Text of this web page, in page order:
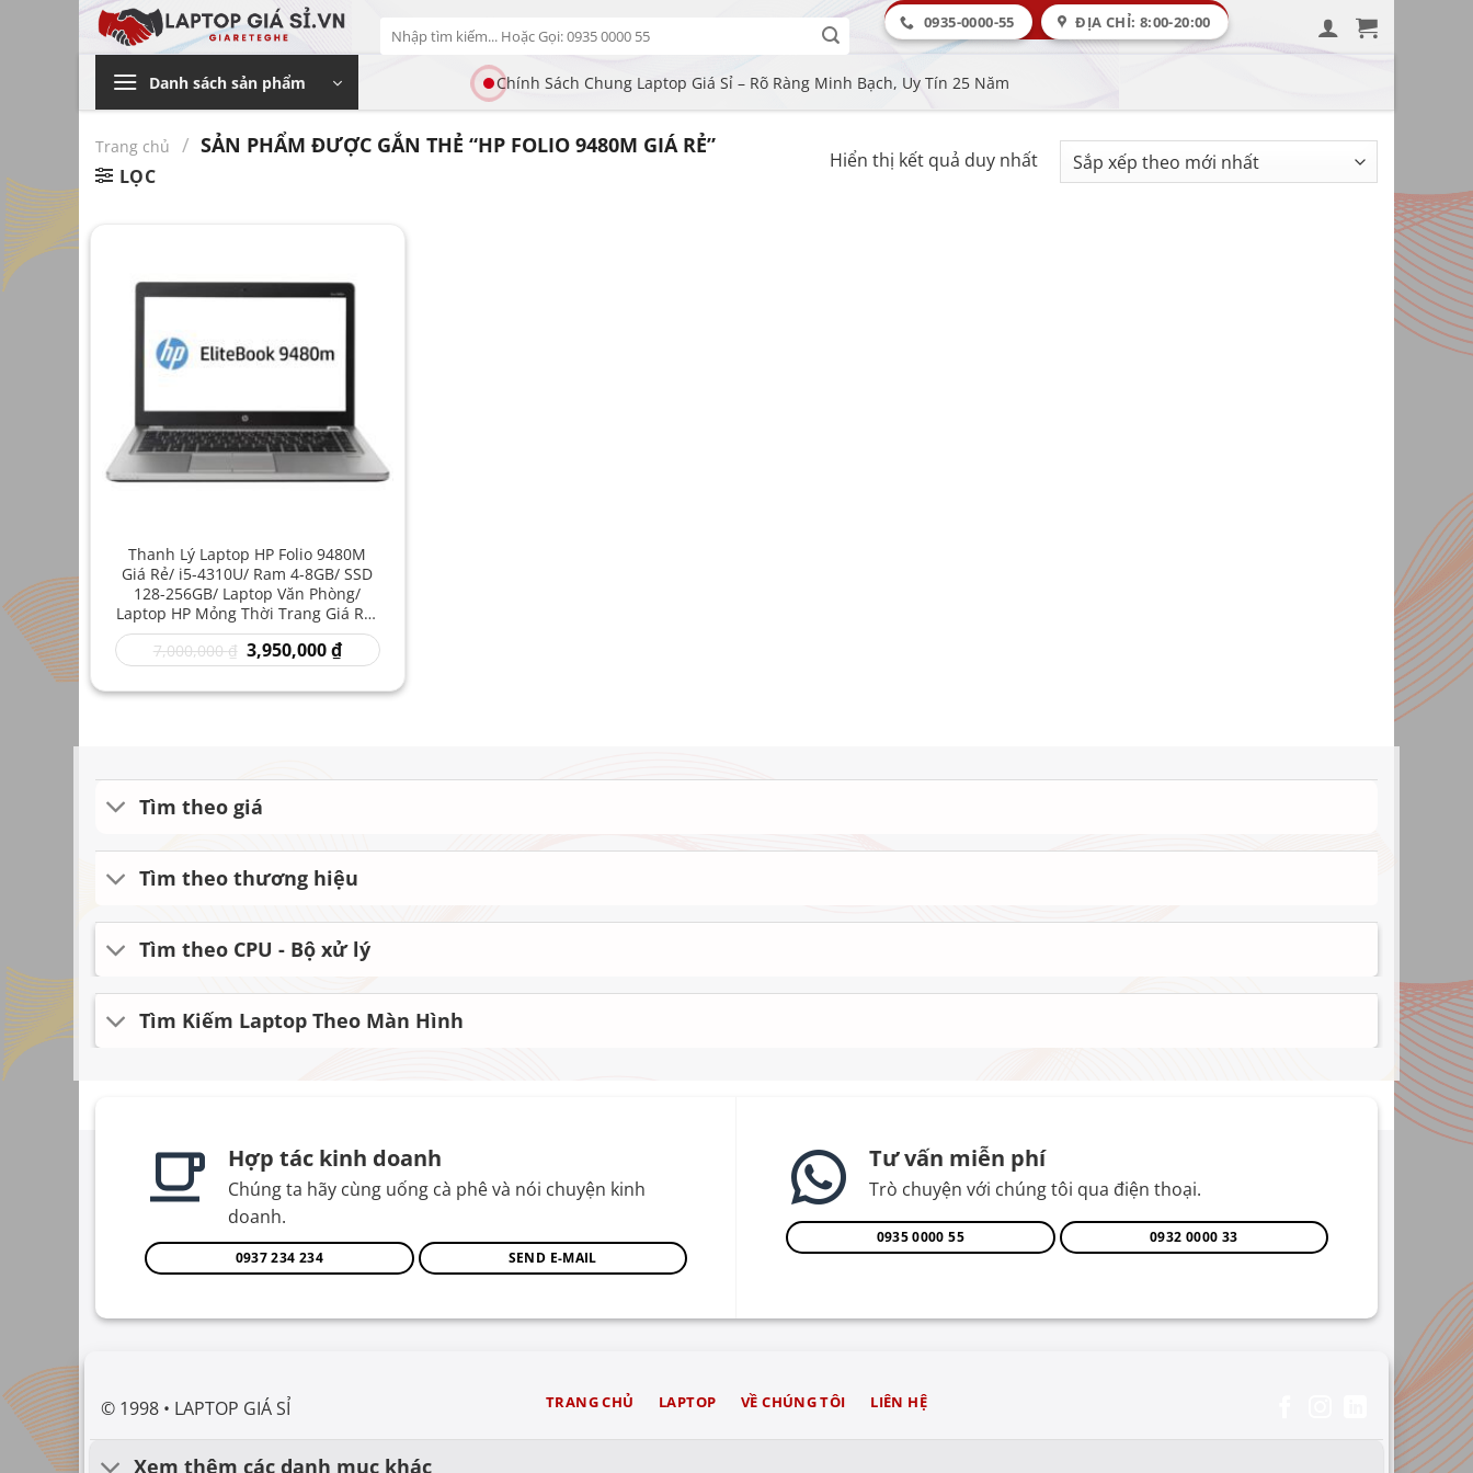
Bỏ
qua
dung
Tìm
kiếm:
0935-0000-55 ĐỊA CHỈ: 8:00-20:00
Danh sách sản phẩm Chính Sách Chung Laptop Giá Sỉ – Rõ Ràng Minh Bạch, Uy Tín 25 Năm
Trang chủ / SẢN PHẨM ĐƯỢC GẮN THẺ “HP FOLIO 9480M GIÁ RẺ”
LỌC
Hiển thị kết quả duy nhất
Thanh Lý Laptop HP Folio 9480M
Giá Rẻ/ i5-4310U/ Ram 4-8GB/ SSD
128-256GB/ Laptop Văn Phòng/
Laptop HP Mỏng Thời Trang Giá Rẻ/
Laptop Xách Tay Đáng Mua
7,000,000₫ Giá
gốc
7,000,000 ₫.
3,950,000₫Giá
hiện
là:
Tìm theo giá
Tìm theo thương hiệu
Tìm theo CPU - Bộ xử lý
Tìm Kiếm Laptop Theo Màn Hình
Hợp tác kinh doanh
Chúng ta hãy cùng uống cà phê và nói chuyện kinh
doanh.
0937 234 234 SEND E-MAIL
Tư vấn miễn phí
Trò chuyện với chúng tôi qua điện thoại.
0935 0000 55 0932 0000 33
© 1998 • LAPTOP GIÁ SỈ TRANG CHỦ LAPTOP VỀ CHÚNG TÔI LIÊN HỆ
Xem thêm các danh mục khác